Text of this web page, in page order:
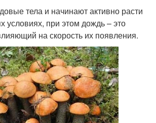
тела и начинают активно расти
условиях, при этом дождь – это
на скорость их появления.